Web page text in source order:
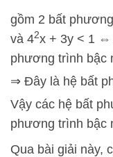
gồm 2 bất
và 42x + 3y < 1 ⇔
phương trình bậc
⇒ Đây là hệ bất
Vậy các hệ bất
phương trình bậc
Qua bài giải này,